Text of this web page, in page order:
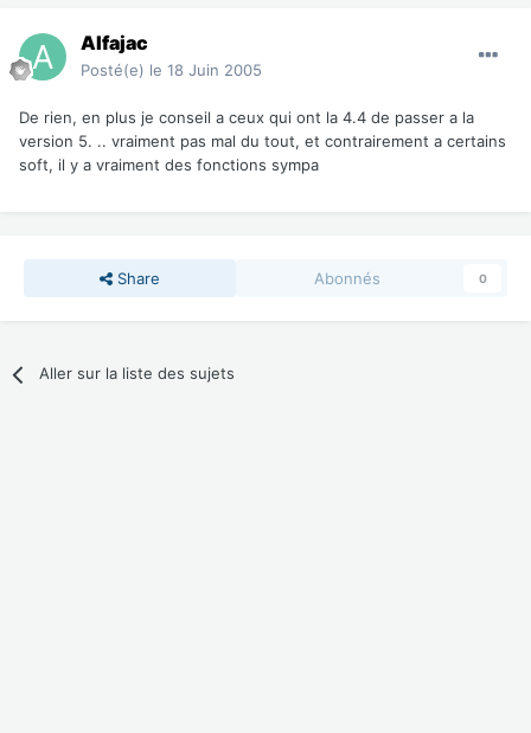
Alfajac
Posté(e) le 18 Juin 2005
De rien, en plus je conseil a ceux qui ont la 4.4 de passer a la
version 5. .. vraiment pas mal du tout, et contrairement a certains
soft, il y a vraiment des fonctions sympa
Share Abonnés 0
Aller sur la liste des sujets